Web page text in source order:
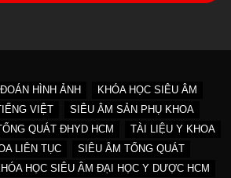
HÌNH ẢNH
KHÓA HỌC SIÊU ÂM
VIỆT
SIÊU ÂM SẢN PHỤ KHOA
QUÁT ĐHYD HCM
TÀI LIỆU Y KHOA
LIÊN TỤC
SIÊU ÂM TỔNG QUÁT
HỌC SIÊU ÂM ĐẠI HỌC Y DƯỢC HCM